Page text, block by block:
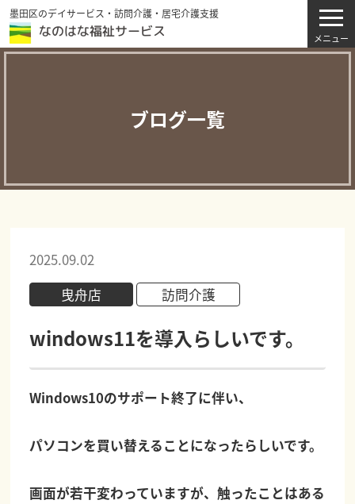
墨田区のデイサービス・訪問介護・居宅介護支援
ブログ一覧
2025.09.02
曳舟店
訪問介護
windows11を導入らしいです。
Windows10のサポート終了に伴い、
パソコンを買い替えることになったらしいです。
画面が若干変わっていますが、触ったことはある